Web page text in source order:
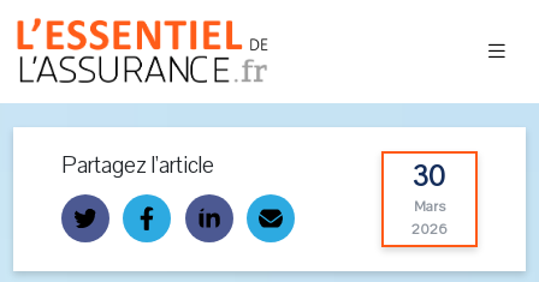
Partagez l’article 30
Mars
2026